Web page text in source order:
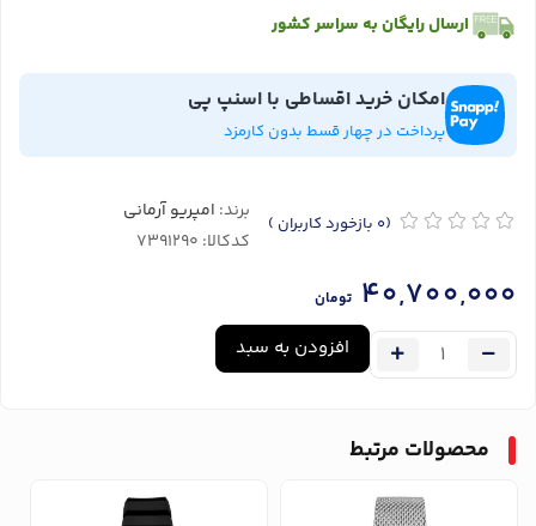
ارسال رایگان به سراسر کشور
امکان خرید اقساطی با اسنپ پی
پرداخت در چهار قسط بدون کارمزد
(0 بازخورد کاربران ) برند: امپریو آرمانی
کدکالا:
40,700,000 تومان
افزودن به سبد
محصولات مرتبط